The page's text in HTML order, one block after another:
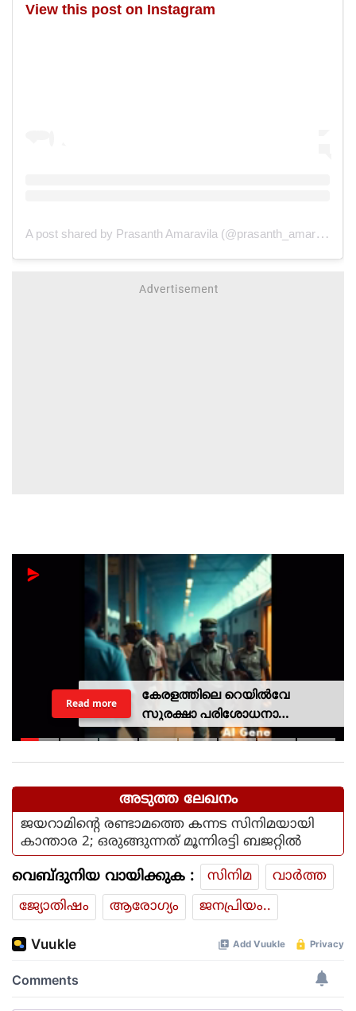
View this post on Instagram
A post shared by Prasanth Amaravila (@prasanth_amaravila)
കേരളത്തിലെ റെയില്‍വേ
സുരക്ഷാ പരിശോധനാ
ദൗത്യമായ ഓപ്പറേഷന്‍
Read more
അടുത്ത ലേഖനം
ജയറാമിന്റെ രണ്ടാമത്തെ കന്നട സിനിമയായി
കാന്താര 2; ഒരുങ്ങുന്നത് മൂന്നിരട്ടി ബജറ്റില്‍
വെബ്ദുനിയ വായിക്കുക : സിനിമ
വാര്‍ത്ത
ജ്യോതിഷം
ആരോഗ്യം ജനപ്രിയം..